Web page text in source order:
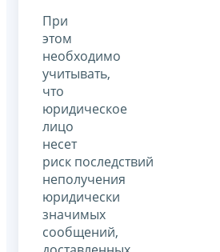
При
этом
необходимо
учитывать,
что
юридическое
лицо
несет
риск последствий
неполучения
юридически
значимых
сообщений,